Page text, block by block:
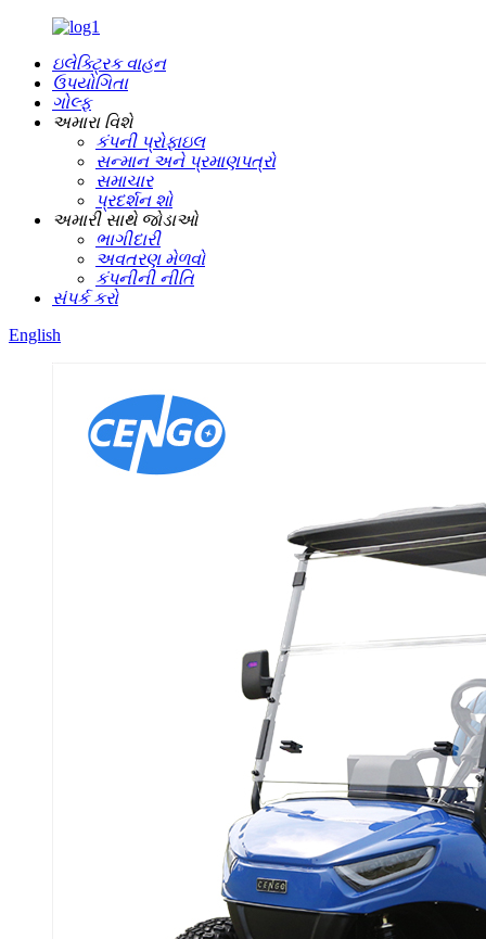
ઇલેક્ટ્રિક વાહન
ઉપયોગિતા
ગોલ્ફ
અમારા વિશે
કંપની પ્રોફાઇલ
સન્માન અને પ્રમાણપત્રો
સમાચાર
પ્રદર્શન શો
અમારી સાથે જોડાઓ
ભાગીદારી
અવતરણ મેળવો
કંપનીની નીતિ
સંપર્ક કરો
English